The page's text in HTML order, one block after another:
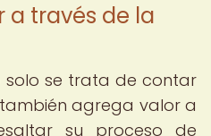
a través de la
solo se trata de contar
agrega valor a
su proceso de